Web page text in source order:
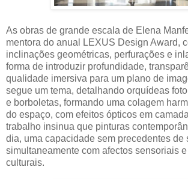
As obras de grande escala de Elena
mentora do anual LEXUS Design Award,
inclinações geométricas, perfurações e
forma de introduzir profundidade,
qualidade imersiva para um plano de
segue um tema, detalhando orquídeas
e borboletas, formando uma colagem
do espaço, com efeitos ópticos em
trabalho insinua que pinturas
dia, uma capacidade sem precedentes de
simultaneamente com afectos sensoriais
culturais.